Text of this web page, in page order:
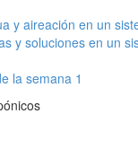
y aireación en un
y soluciones en un
la semana 1